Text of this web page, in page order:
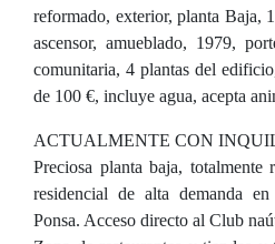
reformado, exterior, planta Baja,
ascensor, amueblado, 1979,
comunitaria, 4 plantas del
de 100 €, incluye agua, acepta
ACTUALMENTE CON
Preciosa planta baja, totalmente
residencial de alta demanda
Ponsa. Acceso directo al Club